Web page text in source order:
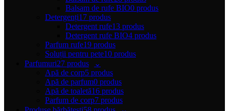
Balsam de rufe BIO0 produs
Detergenți17 produs
Detergent rufe13 produs
Detergent rufe BIO4 produs
Parfum rufe19 produs
Soluții pentru pete10 produs
Parfumuri27 produs
Apă de corp5 produs
Apă de parfum0 produs
Apă de toaletă16 produs
Parfum de corp7 produs